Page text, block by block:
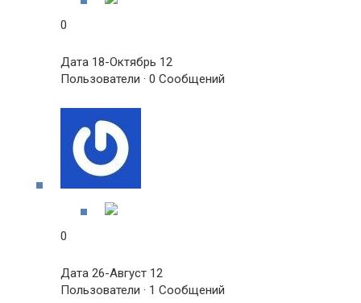
0
Дата 18-Октябрь 12
Пользователи · 0 Сообщений
0
Дата 26-Август 12
Пользователи · 1 Сообщений